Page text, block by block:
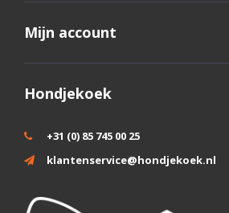
Mijn account
Hondjekoek
+31 (0) 85 745 00 25
klantenservice@hondjekoek.nl